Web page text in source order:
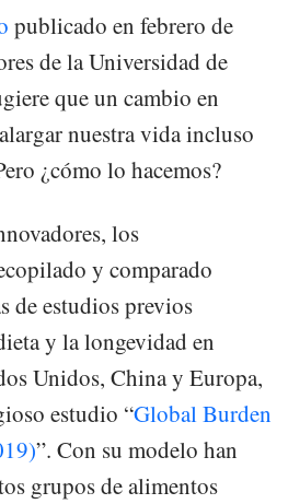
publicado en febrero de
de la Universidad de
que un cambio en
nuestra vida incluso
¿cómo lo hacemos?
los
y comparado
de estudios previos
y la longevidad en
Unidos, China y Europa,
estudio “Global Burden
”. Con su modelo han
grupos de alimentos